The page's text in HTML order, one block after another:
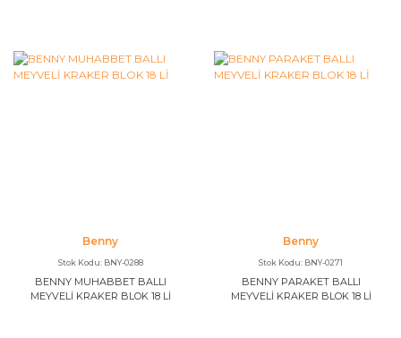
Benny
Stok Kodu: BNY-0288
BENNY MUHABBET BALLI
MEYVELİ KRAKER BLOK 18 Lİ
Benny
Stok Kodu: BNY-0271
BENNY PARAKET BALLI
MEYVELİ KRAKER BLOK 18 Lİ